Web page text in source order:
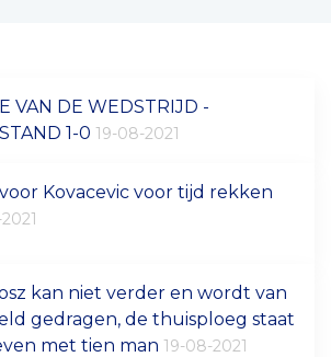
VAN DE WEDSTRIJD -
1-0 19-08-2021
Kovacevic voor tijd rekken
kan niet verder en wordt van
gedragen, de thuisploeg staat
met tien man 19-08-2021